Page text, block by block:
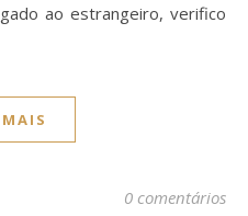
ao estrangeiro, verifico
0 comentários